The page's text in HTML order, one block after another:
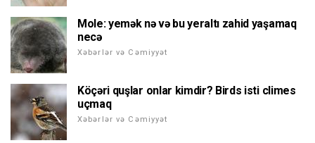
Mole: yemək nə və bu yeraltı zahid yaşamaq
necə
Xəbərlər və Cəmiyyət
Köçəri quşlar onlar kimdir? Birds isti climes
uçmaq
Xəbərlər və Cəmiyyət